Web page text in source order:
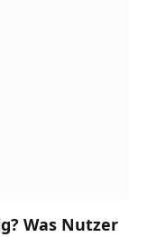
Was Nutzer